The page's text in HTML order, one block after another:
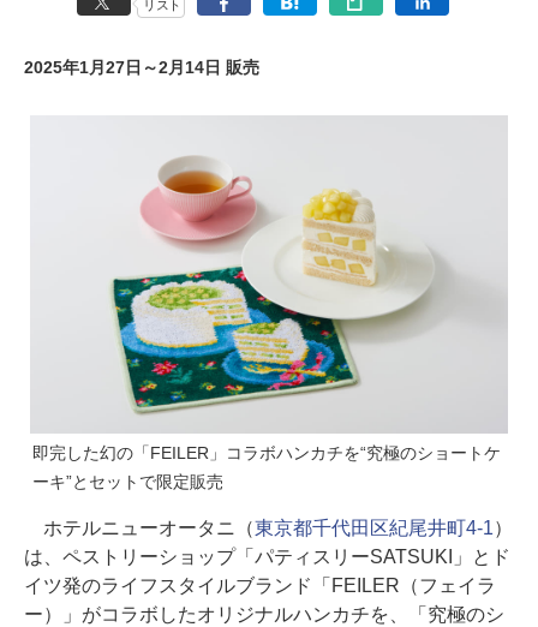
リスト
2025年1月27日～2月14日 販売
即完した幻の「FEILER」コラボハンカチを“究極のショートケ
ーキ”とセットで限定販売
ホテルニューオータニ（東京都千代田区紀尾井町4-1）
は、ペストリーショップ「パティスリーSATSUKI」とド
イツ発のライフスタイルブランド「FEILER（フェイラ
ー）」がコラボしたオリジナルハンカチを、「究極のシ